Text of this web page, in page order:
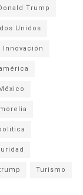
Trump
Unidos
Innovación
México
Turismo